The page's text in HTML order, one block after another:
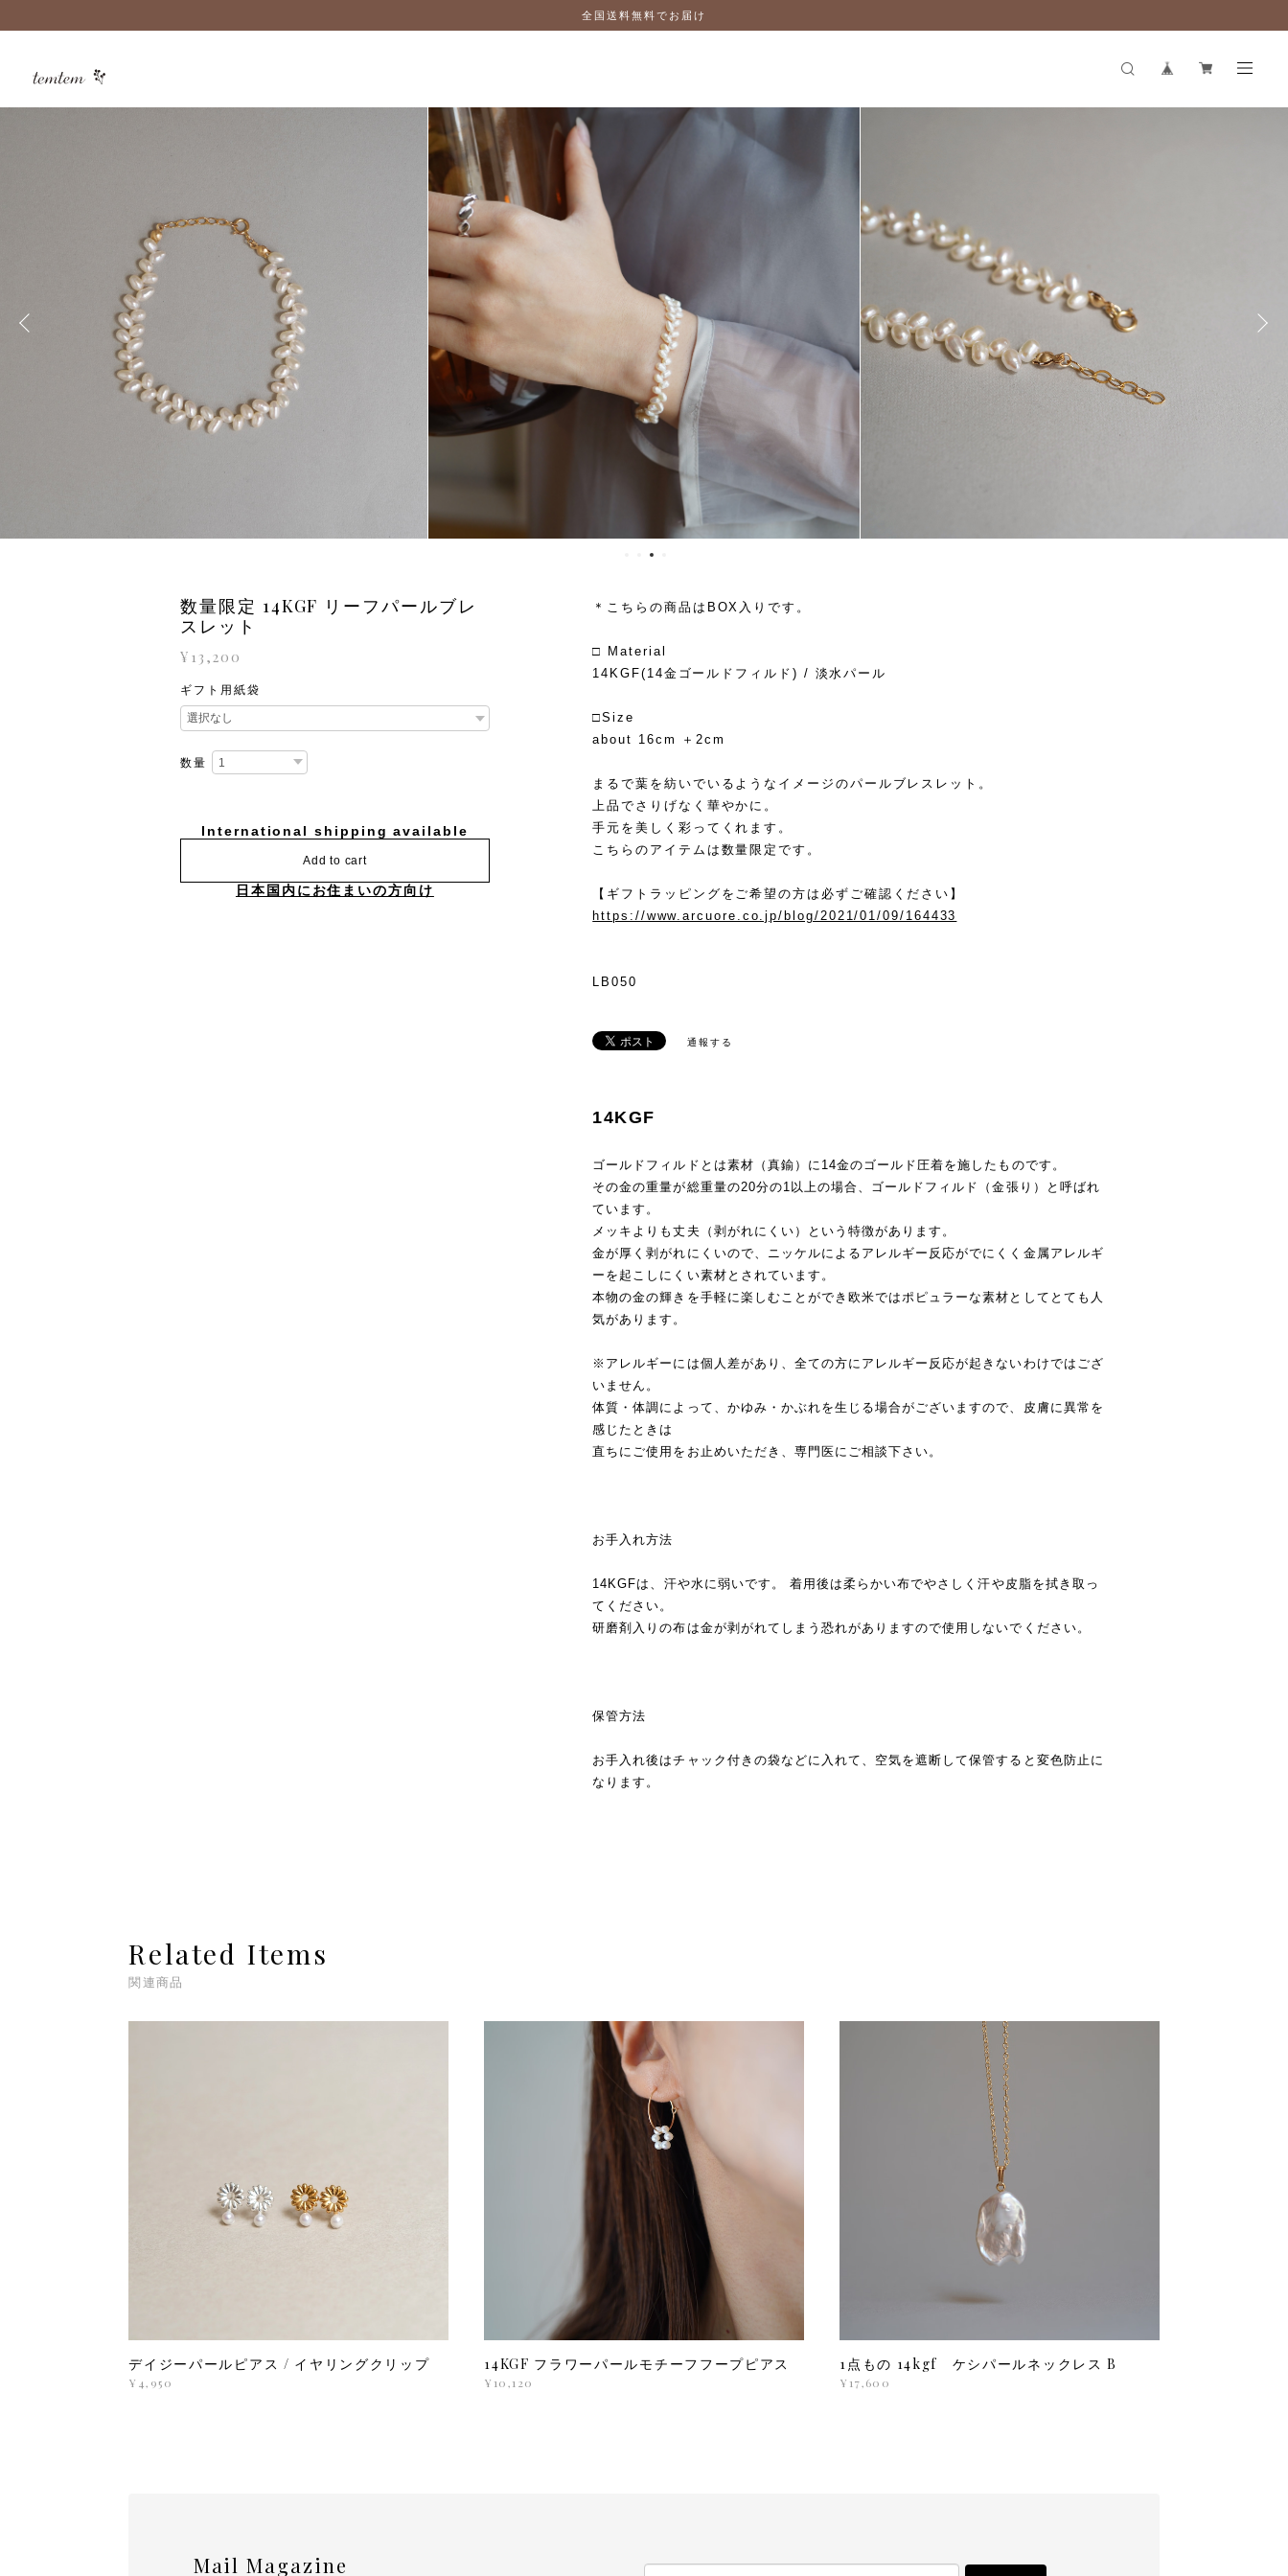
全国送料無料でお届け
数量限定 14KGF リーフパールブレ
スレット
¥13,200
ギフト用紙袋
数量
International shipping available
Add to cart
日本国内にお住まいの方向け
＊こちらの商品はBOX入りです。
□ Material
14KGF(14金ゴールドフィルド) / 淡水パール
□Size
about 16cm ＋2cm
まるで葉を紡いでいるようなイメージのパールブレスレット。
上品でさりげなく華やかに。
手元を美しく彩ってくれます。
こちらのアイテムは数量限定です。
【ギフトラッピングをご希望の方は必ずご確認ください】
https://www.arcuore.co.jp/blog/2021/01/09/164433
LB050
通報する
14KGF
ゴールドフィルドとは素材（真鍮）に14金のゴールド圧着を施したものです。
その金の重量が総重量の20分の1以上の場合、ゴールドフィルド（金張り）と呼ばれ
ています。
メッキよりも丈夫（剥がれにくい）という特徴があります。
金が厚く剥がれにくいので、ニッケルによるアレルギー反応がでにくく金属アレルギ
ーを起こしにくい素材とされています。
本物の金の輝きを手軽に楽しむことができ欧米ではポピュラーな素材としてとても人
気があります。
※アレルギーには個人差があり、全ての方にアレルギー反応が起きないわけではござ
いません。
体質・体調によって、かゆみ・かぶれを生じる場合がございますので、皮膚に異常を
感じたときは
直ちにご使用をお止めいただき、専門医にご相談下さい。
お手入れ方法
14KGFは、汗や水に弱いです。 着用後は柔らかい布でやさしく汗や皮脂を拭き取っ
てください。
研磨剤入りの布は金が剥がれてしまう恐れがありますので使用しないでください。
保管方法
お手入れ後はチャック付きの袋などに入れて、空気を遮断して保管すると変色防止に
なります。
Related Items
関連商品
デイジーパールピアス / イヤリングクリップ
¥4,950
14KGF フラワーパールモチーフフープピアス
¥10,120
1点もの 14kgf ケシパールネックレス B
¥17,600
Mail Magazine